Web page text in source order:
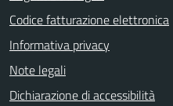
Codice fatturazione elettronica
Informativa privacy
Note legali
Dichiarazione di accessibilità